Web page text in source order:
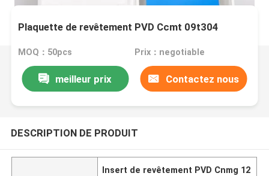
Plaquette de revêtement PVD Ccmt 09t304
MOQ：50pcs Prix：negotiable
meilleur prix Contactez nous
DESCRIPTION DE PRODUIT
Insert de revêtement PVD Cnmg 12